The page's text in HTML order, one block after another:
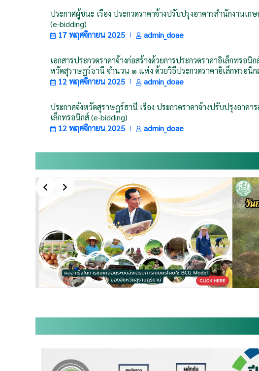
ประกาศผู้ชนะ เรื่อง ประกวดราคาจ้างปรับปรุงอาคารสำนักงาน
(e-bidding)
17 พฤศจิกายน 2025
admin_doae
เอกสารประกวดราคาจ้างก่อสร้างด้วยการประกวดราคาอิเล็กทร
หวัดสุราษฎร์ธานี จำนวน ๑ แห่ง ด้วยวิธีประกวดราคาอิเล็กทรอนิก
12 พฤศจิกายน 2025
admin_doae
ประกาศจังหวัดสุราษฎร์ธานี เรื่อง ประกวดราคาจ้างปรับปรุงอา
เล็กทรอนิกส์ (e-bidding)
12 พฤศจิกายน 2025
admin_doae